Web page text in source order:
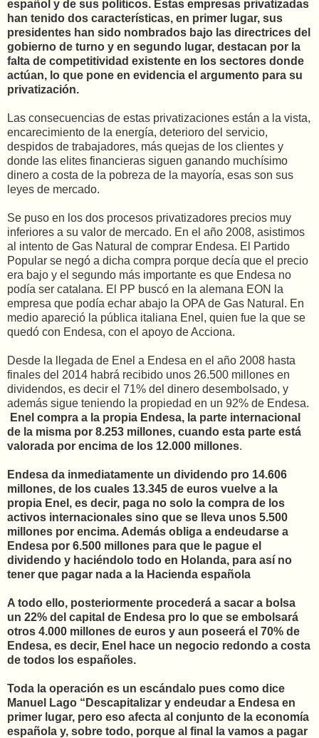
español y de sus políticos. Estas empresas privatizadas
han tenido dos características, en primer lugar, sus
presidentes han sido nombrados bajo las directrices del
gobierno de turno y en segundo lugar, destacan por la
falta de competitividad existente en los sectores donde
actúan, lo que pone en evidencia el argumento para su
privatización.
Las consecuencias de estas privatizaciones están a la vista,
encarecimiento de la energía, deterioro del servicio,
despidos de trabajadores, más quejas de los clientes y
donde las elites financieras siguen ganando muchísimo
dinero a costa de la pobreza de la mayoría, esas son sus
leyes de mercado.
Se puso en los dos procesos privatizadores precios muy
inferiores a su valor de mercado. En el año 2008, asistimos
al intento de Gas Natural de comprar Endesa. El Partido
Popular se negó a dicha compra porque decía que el precio
era bajo y el segundo más importante es que Endesa no
podía ser catalana. El PP buscó en la alemana EON la
empresa que podía echar abajo la OPA de Gas Natural. En
medio apareció la pública italiana Enel, quien fue la que se
quedó con Endesa, con el apoyo de Acciona.
Desde la llegada de Enel a Endesa en el año 2008 hasta
finales del 2014 habrá recibido unos 26.500 millones en
dividendos, es decir el 71% del dinero desembolsado, y
además sigue teniendo la propiedad en un 92% de Endesa.
Enel compra a la propia Endesa, la parte internacional
de la misma por 8.253 millones, cuando esta parte está
valorada por encima de los 12.000 millones.
Endesa da inmediatamente un dividendo pro 14.606
millones, de los cuales 13.345 de euros vuelve a la
propia Enel, es decir, paga no solo la compra de los
activos internacionales sino que se lleva unos 5.500
millones por encima. Además obliga a endeudarse a
Endesa por 6.500 millones para que le pague el
dividendo y haciéndolo todo en Holanda, para así no
tener que pagar nada a la Hacienda española
A todo ello, posteriormente procederá a sacar a bolsa
un 22% del capital de Endesa pro lo que se embolsará
otros 4.000 millones de euros y aun poseerá el 70% de
Endesa, es decir, Enel hace un negocio redondo a costa
de todos los españoles.
Toda la operación es un escándalo pues como dice
Manuel Lago “Descapitalizar y endeudar a Endesa en
primer lugar, pero eso afecta al conjunto de la economía
española y, sobre todo, porque al final la vamos a pagar